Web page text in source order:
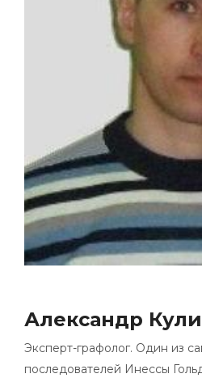
Александр
Эксперт-графолог. Один из
последователей Инессы